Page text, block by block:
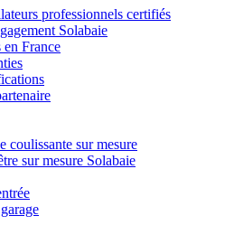
professionnels certifiés
Solabaie
en France
coulissante sur mesure
sur mesure Solabaie